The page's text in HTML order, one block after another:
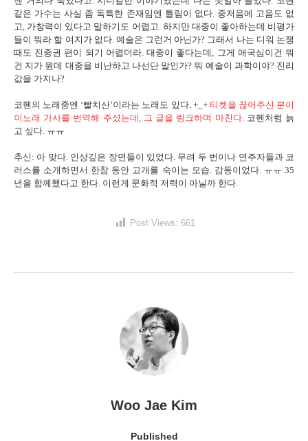
같은 가수는 사실 좀 독특한 존재임엔 틀림이 없다. 중저음에 고음도 없
고, 가창력이 있다고 말하기도 어렵고. 하지만 대중이 좋아하는데 비평가
들이 뭐라 할 여지가 없다. 예술은 그런거 아닌가? 그래서 나는 디워 논쟁
때도 진중권 편이 되기 어렵더라. 대중이 좋다는데, 그게 애국심이건 뭐
건 지가 뭔데 대중을 비난하고 나선단 말인가? 뭐 예술이 과학이야? 진리
값을 가지나?
코헨의 노래중엔 ‘빨치산’이라는 노래도 있다. +_+ 티켓을 끊어주신 분이
이노래 가사를 번역해 주셨는데, 그 글을 링크하며 마친다. 코헨처럼 늙
고 싶다. ㅠㅠ
추신: 아 맞다. 인상깊은 장면들이 있었다. 무려 두 번이나 연주자들과 코
러스를 소개하면서 한참 동안 고개를 숙이는 모습. 감동이었다. ㅠㅠ 35
년을 함께했다고 한다. 이런게 문화적 저력이 아닐까 한다.
Post Views: 661
Woo Jae Kim
Published